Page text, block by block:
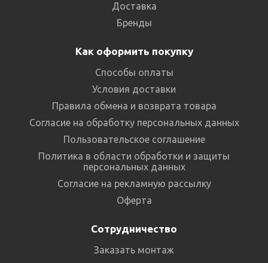
Доставка
Бренды
Как оформить покупку
Способы оплаты
Условия доставки
Правила обмена и возврата товара
Согласие на обработку персональных данных
Пользовательское соглашение
Политика в области обработки и защиты
персональных данных
Согласие на рекламную рассылку
Оферта
Сотрудничество
Заказать монтаж